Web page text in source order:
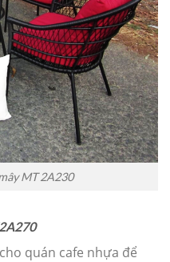
MT 2A230
quán cafe nhựa để